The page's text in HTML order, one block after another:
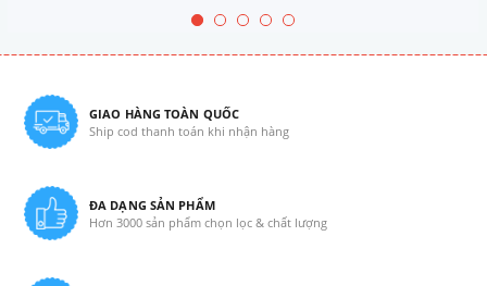
GIAO HÀNG TOÀN QUỐC
Ship cod thanh toán khi nhận hàng
ĐA DẠNG SẢN PHẨM
Hơn 3000 sản phẩm chọn lọc & chất lượng